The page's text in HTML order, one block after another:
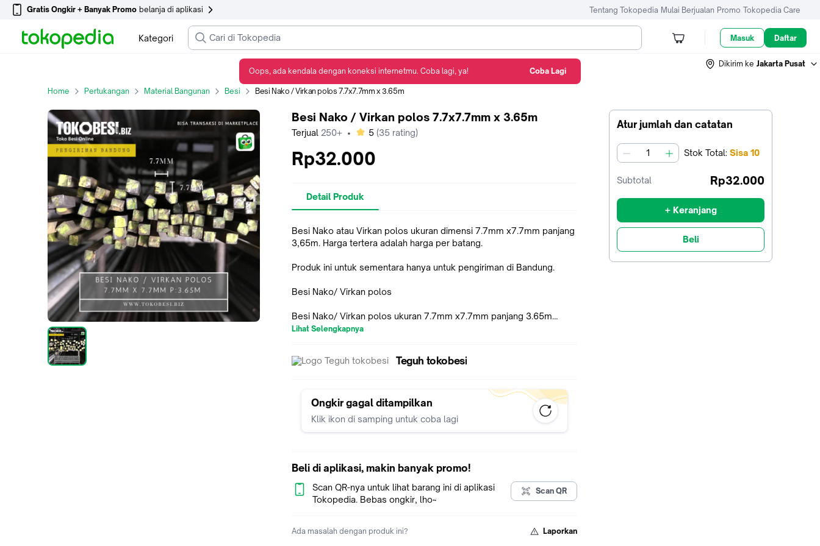
Gratis Ongkir + Banyak Promo belanja di aplikasi Tentang Tokopedia Mulai Berjualan Promo Tokopedia Care
Kategori Masuk Daftar
Dikirim ke Jakarta Pusat
Home Pertukangan Material Bangunan Besi Besi Nako / Virkan polos 7.7x7.7mm x 3.65m
Atur jumlah dan catatan
jumlah Stok Total: Sisa 10
Subtotal Rp32.000
+ Keranjang
Beli
Besi Nako / Virkan polos 7.7x7.7mm x 3.65m
Terjual 250+ • bintang
5 (35 rating)
Rp32.000
Detail Produk
Besi Nako atau Virkan polos ukuran dimensi 7.7mm x7.7mm panjang
3,65m. Harga tertera adalah harga per batang.
Produk ini untuk sementara hanya untuk pengiriman di Bandung.
Besi Nako/ Virkan polos
Besi Nako/ Virkan polos ukuran 7.7mm x7.7mm panjang 3.65m
https://tokopedia.link/44uBXtI09cb
https://tokopedia.link/aIBxr2Ea8cb
Lihat Selengkapnya
Teguh tokobesi
Ongkir gagal ditampilkan
Klik ikon di samping untuk coba lagi
Beli di aplikasi, makin banyak promo!
Scan QR-nya untuk lihat barang ini di aplikasi
Tokopedia. Bebas ongkir, lho~
Scan QR
Ada masalah dengan produk ini? Laporkan
Oops, ada kendala dengan koneksi internetmu. Coba lagi, ya! Coba Lagi